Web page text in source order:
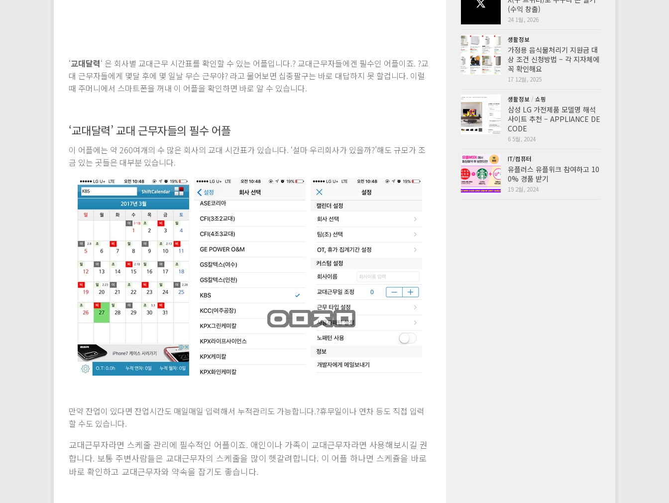
‘교대달력‘ 은 회사별 교대근무 시간표를 확인할 수 있는 어플입니다.? 교대근무자들에겐 필수인 어플이죠. ?교
대 근무자들에게 몇달 후에 몇 일날 무슨 근무야? 라고 물어보면 십중팔구는 바로 대답하지 못 할겁니다. 이럴
때 주머니에서 스마트폰을 꺼내 이 어플을 확인하면 바로 알 수 있습니다.
‘교대달력’ 교대 근무자들의 필수 어플
이 어플에는 약 260여개의 수 많은 회사의 교대 시간표가 있습니다. ‘설마 우리회사가 있을까?’해도 규모가 조
금 있는 곳들은 대부분 있습니다.
만약 잔업이 있다면 잔업시간도 매일매일 입력해서 누적관리도 가능합니다.?휴무일이나 연차 등도 직접 입력
할 수도 있습니다.
교대근무자라면 스케줄 관리에 필수적인 어플이죠. 애인이나 가족이 교대근무자라면 사용해보시길 권
합니다. 보통 주변사람들은 교대근무자의 스케줄을 많이 헷갈려합니다. 이 어플 하나면 스케쥴을 바로
바로 확인하고 교대근무자와 약속을 잡기도 좋습니다.
(수익 창출)
24 1월, 2026
생활정보
가정용 음식물처리기 지원금 대
상 조건 신청방법 – 각 지자체에
꼭 확인해요
17 12월, 2025
생활정보 / 쇼핑
삼성 LG 가전제품 모델명 해석
사이트 추천 – APPLIANCE DE
CODE
6 5월, 2024
IT/컴퓨터
유플러스 유플위크 참여하고 10
0% 경품 받기
19 2월, 2024